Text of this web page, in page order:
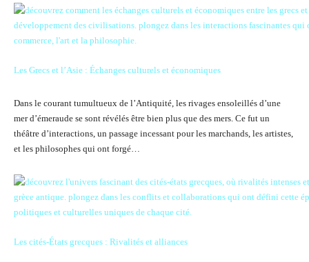
Les Grecs et l’Asie : Échanges culturels et économiques
Dans le courant tumultueux de l’Antiquité, les rivages ensoleillés d’une
mer d’émeraude se sont révélés être bien plus que des mers. Ce fut un
théâtre d’interactions, un passage incessant pour les marchands, les artistes,
et les philosophes qui ont forgé…
Les cités-États grecques : Rivalités et alliances